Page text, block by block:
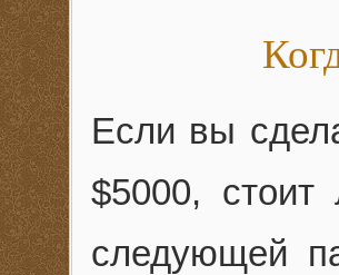
Если вы
$5000,
следующей